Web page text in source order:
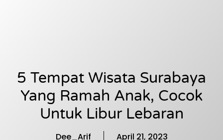
5 Tempat Wisata Surabaya
Yang Ramah Anak, Cocok
Untuk Libur Lebaran
Dee_Arif April 21, 2023